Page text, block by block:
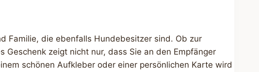
Familie, die ebenfalls Hundebesitzer sind. Ob zur
zeigt nicht nur, dass Sie an den Empfänger
schönen Aufkleber oder einer persönlichen Karte wird